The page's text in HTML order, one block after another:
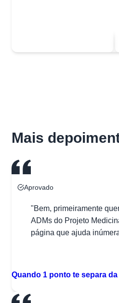
Mais
Aprovado
"Bem, primeiramente
ADMs do Projeto
página que ajuda
curso de Medicina, um
Quando 1 ponto te separa